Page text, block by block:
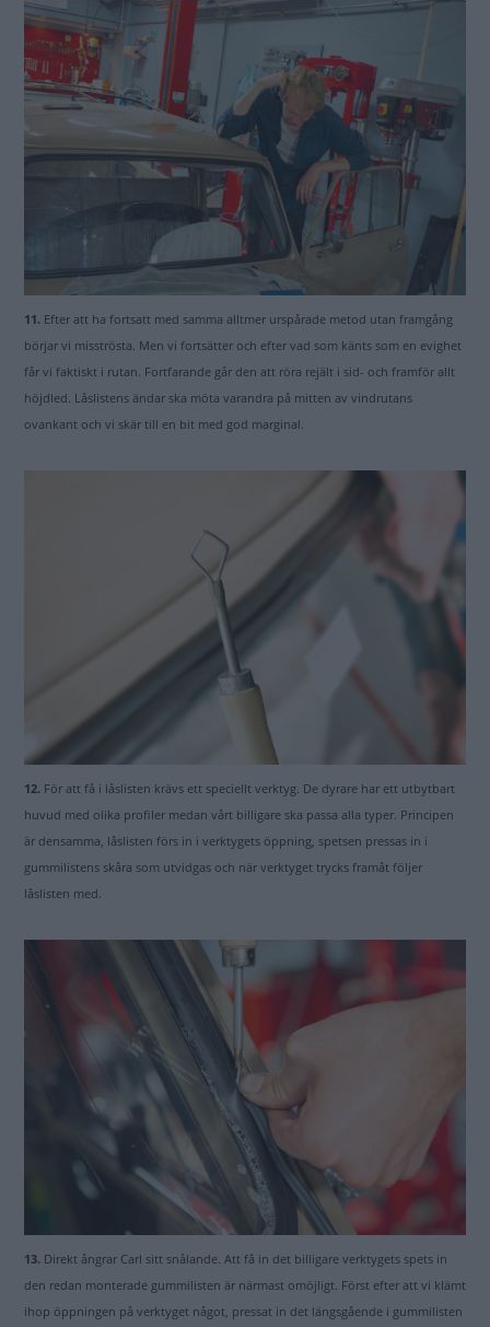
11. Efter att ha fortsatt med samma alltmer urspårade metod utan framgång
börjar vi misströsta. Men vi fortsätter och efter vad som känts som en evighet
får vi faktiskt i rutan. Fortfarande går den att röra rejält i sid- och framför allt
höjdled. Låslistens ändar ska möta varandra på mitten av vindrutans
ovankant och vi skär till en bit med god marginal.
12. För att få i låslisten krävs ett speciellt verktyg. De dyrare har ett utbytbart
huvud med olika profiler medan vårt billigare ska passa alla typer. Principen
är densamma, låslisten förs in i verktygets öppning, spetsen pressas in i
gummilistens skåra som utvidgas och när verktyget trycks framåt följer
låslisten med.
13. Direkt ångrar Carl sitt snålande. Att få in det billigare verktygets spets in
den redan monterade gummilisten är närmast omöjligt. Först efter att vi klämt
ihop öppningen på verktyget något, pressat in det längsgående i gummilisten